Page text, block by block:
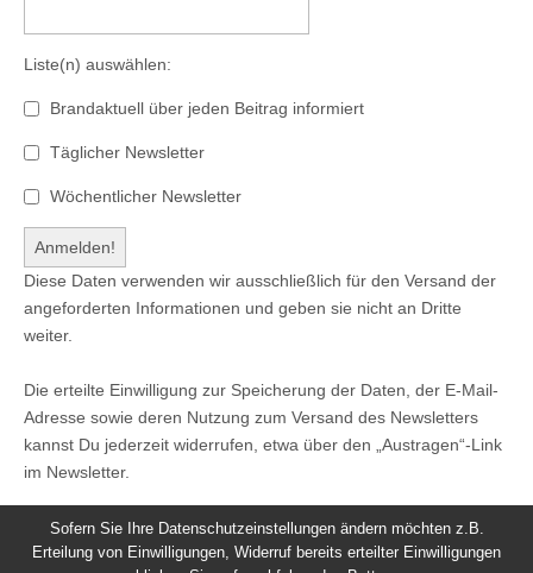
Liste(n) auswählen:
Brandaktuell über jeden Beitrag informiert
Täglicher Newsletter
Wöchentlicher Newsletter
Diese Daten verwenden wir ausschließlich für den Versand der
angeforderten Informationen und geben sie nicht an Dritte
weiter.
Die erteilte Einwilligung zur Speicherung der Daten, der E-Mail-
Adresse sowie deren Nutzung zum Versand des Newsletters
kannst Du jederzeit widerrufen, etwa über den „Austragen“-Link
im Newsletter.
Sofern Sie Ihre Datenschutzeinstellungen ändern möchten z.B.
Erteilung von Einwilligungen, Widerruf bereits erteilter Einwilligungen